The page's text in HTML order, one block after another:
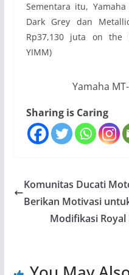
Sementara itu,
Dark Grey dan
Rp37,130 juta on the
YIMM)
Yamaha
Sharing is Caring
Komunitas Ducati
Berikan Motivasi
Modifikasi